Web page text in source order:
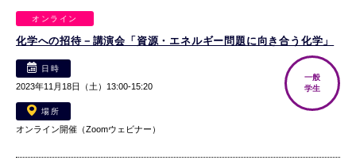
オンライン
化学への招待－講演会「資源・エネルギー問題に向き合う化学」
日時
2023年11月18日（土）13:00-15:20
場所
オンライン開催（Zoomウェビナー）
一般
学生